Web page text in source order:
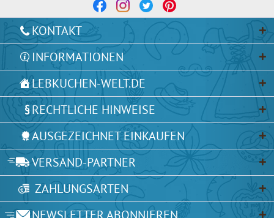
KONTAKT
INFORMATIONEN
LEBKUCHEN-WELT.DE
RECHTLICHE HINWEISE
AUSGEZEICHNET EINKAUFEN
VERSAND-PARTNER
ZAHLUNGSARTEN
NEWSLETTER ABONNIEREN